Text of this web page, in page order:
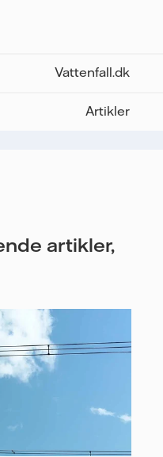
Artikler
Vattenfall.dk
artikler,